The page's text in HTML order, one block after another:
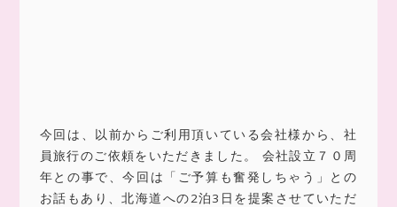
今回は、以前からご利用頂いている会社様から、社
員旅行のご依頼をいただきました。 会社設立７０周
年との事で、今回は「ご予算も奮発しちゃう」との
お話もあり、北海道への2泊3日を提案させていただ